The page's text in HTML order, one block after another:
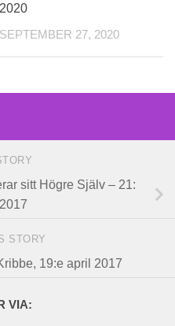
2020
SEPTEMBER 27, 2020
sitt Högre Själv – 21:
STORY
19:e april 2017
VIA: